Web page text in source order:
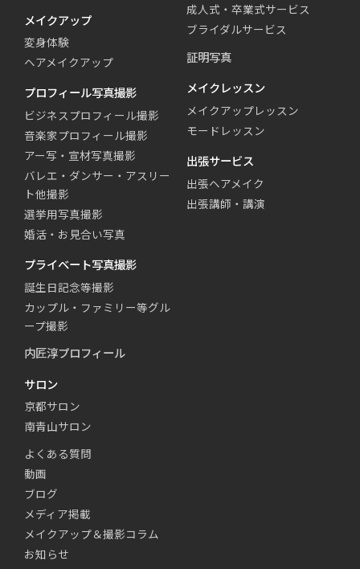
メイクアップ
変身体験
ヘアメイクアップ
プロフィール写真撮影
ビジネスプロフィール撮影
音楽家プロフィール撮影
アー写・宣材写真撮影
バレエ・ダンサー・アスリー
ト他撮影
選挙用写真撮影
婚活・お見合い写真
プライベート写真撮影
誕生日記念等撮影
カップル・ファミリー等グル
ープ撮影
成人式・卒業式サービス
ブライダルサービス
証明写真
メイクレッスン
メイクアップレッスン
モードレッスン
出張サービス
出張ヘアメイク
出張講師・講演
内匠淳プロフィール
サロン
京都サロン
南青山サロン
よくある質問
動画
ブログ
メディア掲載
メイクアップ＆撮影コラム
お知らせ